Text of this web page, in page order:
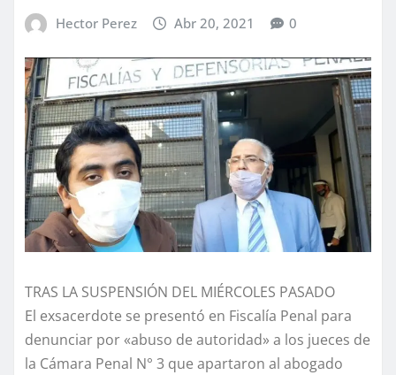
Hector Perez Abr 20, 2021 0
TRAS LA SUSPENSIÓN DEL MIÉRCOLES PASADO
El exsacerdote se presentó en Fiscalía Penal para
denunciar por «abuso de autoridad» a los jueces de
la Cámara Penal N° 3 que apartaron al abogado